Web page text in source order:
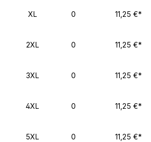
XL 0 11,25 €*
2XL 0 11,25 €*
3XL 0 11,25 €*
4XL 0 11,25 €*
5XL 0 11,25 €*